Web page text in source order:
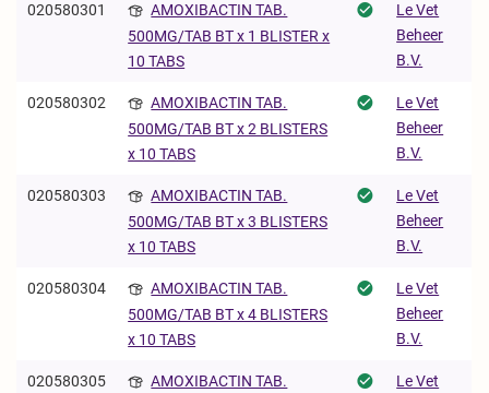
020580301
AMOXIBACTIN TAB.
500MG/TAB BT x 1 BLISTER x
10 TABS
Le Vet
Beheer
B.V.
020580302
AMOXIBACTIN TAB.
500MG/TAB BT x 2 BLISTERS
x 10 TABS
Le Vet
Beheer
B.V.
020580303
AMOXIBACTIN TAB.
500MG/TAB BT x 3 BLISTERS
x 10 TABS
Le Vet
Beheer
B.V.
020580304
AMOXIBACTIN TAB.
500MG/TAB BT x 4 BLISTERS
x 10 TABS
Le Vet
Beheer
B.V.
020580305
AMOXIBACTIN TAB.
Le Vet